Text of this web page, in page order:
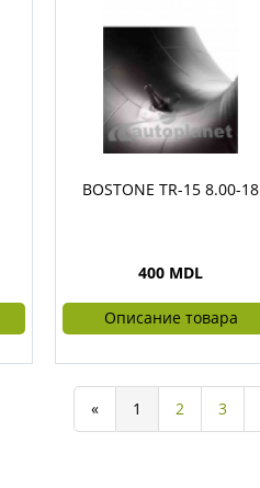
BOSTONE TR-15 8.00-18
400 MDL
Описание товара
« 1 2 3